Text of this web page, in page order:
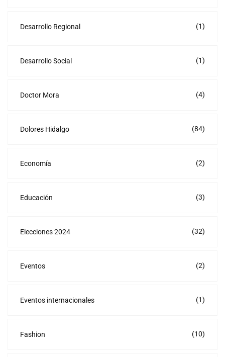
Desarrollo Regional (1)
Desarrollo Social (1)
Doctor Mora (4)
Dolores Hidalgo (84)
Economía (2)
Educación (3)
Elecciones 2024 (32)
Eventos (2)
Eventos internacionales (1)
Fashion (10)